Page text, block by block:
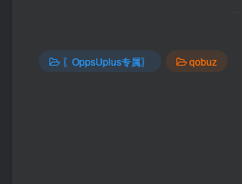
〖OppsUplus专属〗 qobuz